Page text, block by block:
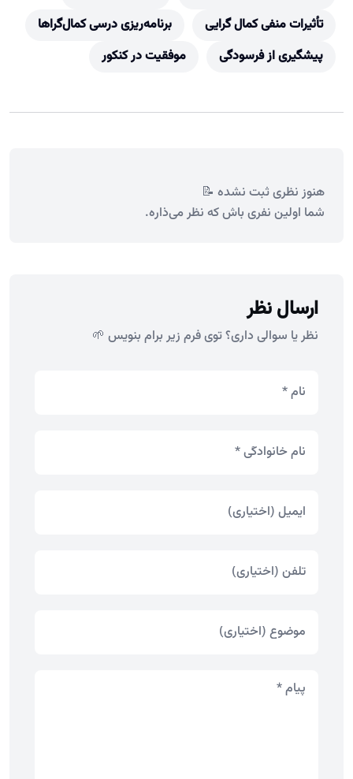
تأثیرات منفی کمال گرایی
برنامه‌ریزی درسی کمال‌گراها
پیشگیری از فرسودگی
موفقیت در کنکور
هنوز نظری ثبت نشده 📝
شما اولین نفری باش که نظر می‌ذاره.
ارسال نظر
نظر یا سوالی داری؟ توی فرم زیر برام بنویس 🌱